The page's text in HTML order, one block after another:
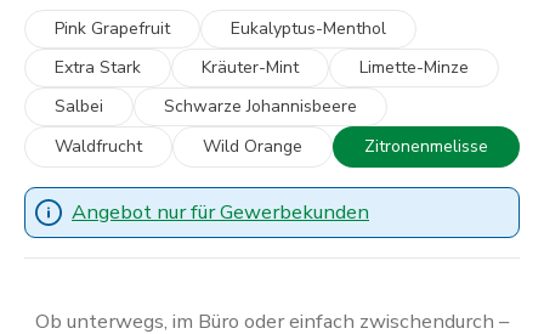
Pink Grapefruit
Eukalyptus-Menthol
Extra Stark
Kräuter-Mint
Limette-Minze
Salbei
Schwarze Johannisbeere
Waldfrucht
Wild Orange Zitronenmelisse
Angebot nur für Gewerbekunden
Ob unterwegs, im Büro oder einfach zwischendurch –